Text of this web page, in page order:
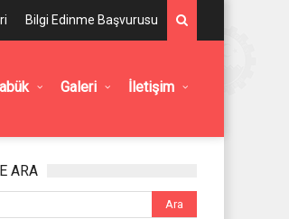
Bilgi Edinme Başvurusu
Galeri İletişim
ARA